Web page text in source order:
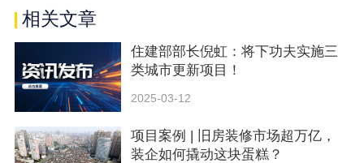
相关文章
住建部部长倪虹：将下功夫实施三
类城市更新项目！
2025-03-12
项目案例 | 旧房装修市场超万亿，
装企如何撬动这块蛋糕？